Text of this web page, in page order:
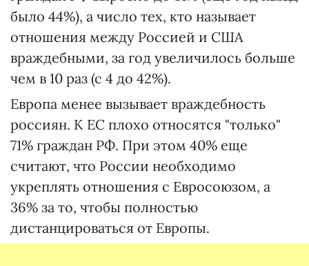
было 44%), а число тех, кто называет
отношения между Россией и США
враждебными, за год увеличилось больше
чем в 10 раз (с 4 до 42%).
Европа менее вызывает враждебность
россиян. К ЕС плохо относятся "только"
71% граждан РФ. При этом 40% еще
считают, что России необходимо
укреплять отношения с Евросоюзом, а
36% за то, чтобы полностью
дистанцироваться от Европы.